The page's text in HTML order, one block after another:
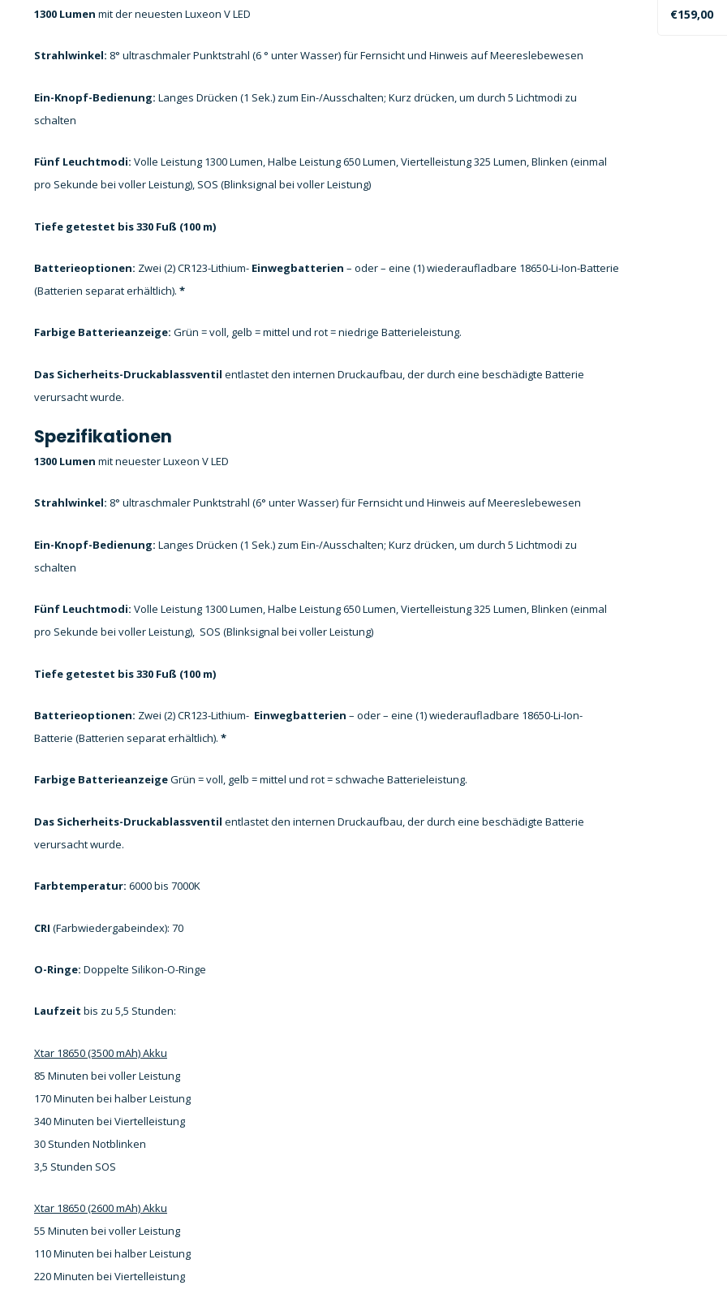
1300 Lumen mit der neuesten Luxeon V LED
Strahlwinkel: 8° ultraschmaler Punktstrahl (6 ° unter Wasser) für Fernsicht und Hinweis auf Meereslebewesen
Ein-Knopf-Bedienung: Langes Drücken (1 Sek.) zum Ein-/Ausschalten; Kurz drücken, um durch 5 Lichtmodi zu
schalten
Fünf Leuchtmodi: Volle Leistung 1300 Lumen, Halbe Leistung 650 Lumen, Viertelleistung 325 Lumen, Blinken (einmal
pro Sekunde bei voller Leistung), SOS (Blinksignal bei voller Leistung)
Tiefe getestet bis 330 Fuß (100 m)
Batterieoptionen: Zwei (2) CR123-Lithium- Einwegbatterien – oder – eine (1) wiederaufladbare 18650-Li-Ion-Batterie
(Batterien separat erhältlich). *
Farbige Batterieanzeige: Grün = voll, gelb = mittel und rot = niedrige Batterieleistung.
Das Sicherheits-Druckablassventil entlastet den internen Druckaufbau, der durch eine beschädigte Batterie
verursacht wurde.
Spezifikationen
1300 Lumen mit neuester Luxeon V LED
Strahlwinkel: 8° ultraschmaler Punktstrahl (6° unter Wasser) für Fernsicht und Hinweis auf Meereslebewesen
Ein-Knopf-Bedienung: Langes Drücken (1 Sek.) zum Ein-/Ausschalten; Kurz drücken, um durch 5 Lichtmodi zu
schalten
Fünf Leuchtmodi: Volle Leistung 1300 Lumen, Halbe Leistung 650 Lumen, Viertelleistung 325 Lumen, Blinken (einmal
pro Sekunde bei voller Leistung), SOS (Blinksignal bei voller Leistung)
Tiefe getestet bis 330 Fuß (100 m)
Batterieoptionen: Zwei (2) CR123-Lithium- Einwegbatterien – oder – eine (1) wiederaufladbare 18650-Li-Ion-
Batterie (Batterien separat erhältlich). *
Farbige BatterieanzeigeGrün = voll, gelb = mittel und rot = schwache Batterieleistung.
Das Sicherheits-Druckablassventil entlastet den internen Druckaufbau, der durch eine beschädigte Batterie
verursacht wurde.
Farbtemperatur: 6000 bis 7000K
CRI (Farbwiedergabeindex): 70
O-Ringe: Doppelte Silikon-O-Ringe
Laufzeit bis zu 5,5 Stunden:
Xtar 18650 (3500 mAh) Akku
85 Minuten bei voller Leistung
170 Minuten bei halber Leistung
340 Minuten bei Viertelleistung
30 Stunden Notblinken
3,5 Stunden SOS
Xtar 18650 (2600 mAh) Akku
55 Minuten bei voller Leistung
110 Minuten bei halber Leistung
220 Minuten bei Viertelleistung
€159,00